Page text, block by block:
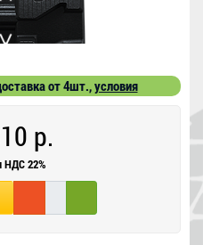
от 4шт.,условия
р.
НДС 22%